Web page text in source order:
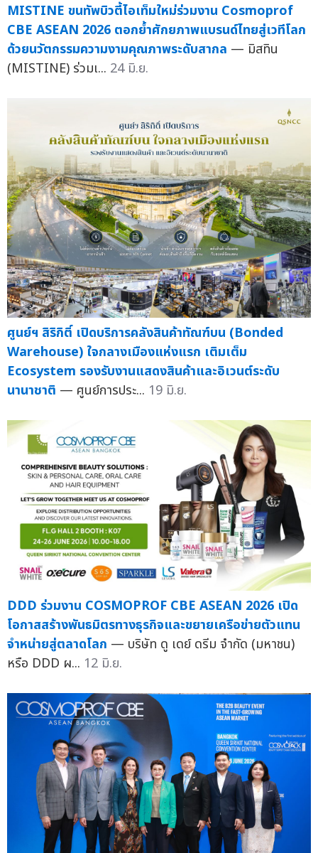
MISTINE ขนทัพบิวตี้ไอเท็มใหม่ร่วมงาน Cosmoprof
CBE ASEAN 2026 ตอกย้ำศักยภาพแบรนด์ไทยสู่เวทีโลก
ด้วยนวัตกรรมความงามคุณภาพระดับสากล — มิสทิน
(MISTINE) ร่วมเ... 24 มิ.ย.
ศูนย์ฯ สิริกิติ์ เปิดบริการคลังสินค้าทัณฑ์บน (Bonded
Warehouse) ใจกลางเมืองแห่งแรก เติมเต็ม
Ecosystem รองรับงานแสดงสินค้าและอิเวนต์ระดับ
นานาชาติ — ศูนย์การประ... 19 มิ.ย.
DDD ร่วมงาน COSMOPROF CBE ASEAN 2026 เปิด
โอกาสสร้างพันธมิตรทางธุรกิจและขยายเครือข่ายตัวแทน
จำหน่ายสู่ตลาดโลก — บริษัท ดู เดย์ ดรีม จำกัด (มหาชน)
หรือ DDD ผ... 12 มิ.ย.